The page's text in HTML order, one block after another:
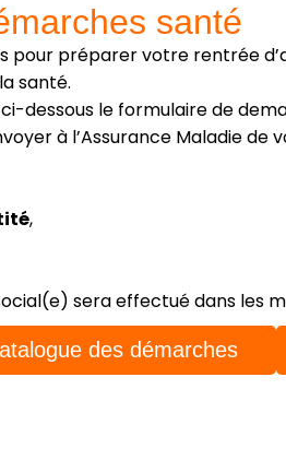
santé
pour préparer votre rentrée
santé.
dessous le formulaire de
à l’Assurance Maladie de
,
sera effectué dans les
des démarches